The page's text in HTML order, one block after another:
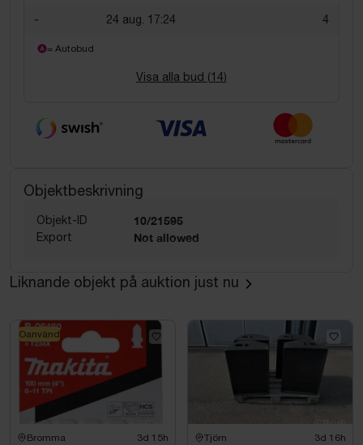
- 24 aug. 17:24 4
= Autobud
Visa alla bud (14)
Objektbeskrivning
Objekt-ID 10/21595
Export Not allowed
Liknande objekt på auktion just nu
Bromma 3d 15h
Oanvänd
Tjörn 3d 16h